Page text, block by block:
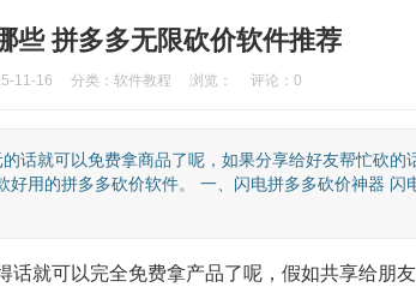
些 拼多多无限砍价软件推荐
11-16 分类： 软件教程 浏览： 评论：0
话就可以免费拿商品了呢，如果分享给好友帮忙砍的
用的拼多多砍价软件。 一、闪电拼多多砍价神器 闪
就可以完全免费拿产品了呢，假如共享给朋